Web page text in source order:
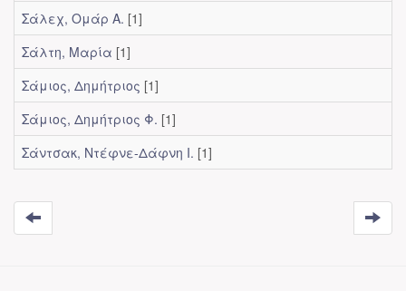
Σάλεχ, Ομάρ Α. [1]
Σάλτη, Μαρία [1]
Σάμιος, Δημήτριος [1]
Σάμιος, Δημήτριος Φ. [1]
Σάντσακ, Ντέφνε-Δάφνη Ι. [1]